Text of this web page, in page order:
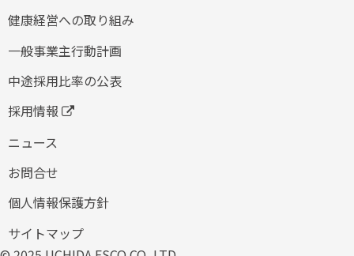
健康経営への取り組み
​一般事業主行動計画
中途採用比率の公表
採用情報
ニュース
お問合せ
個人情報保護方針
サイトマップ